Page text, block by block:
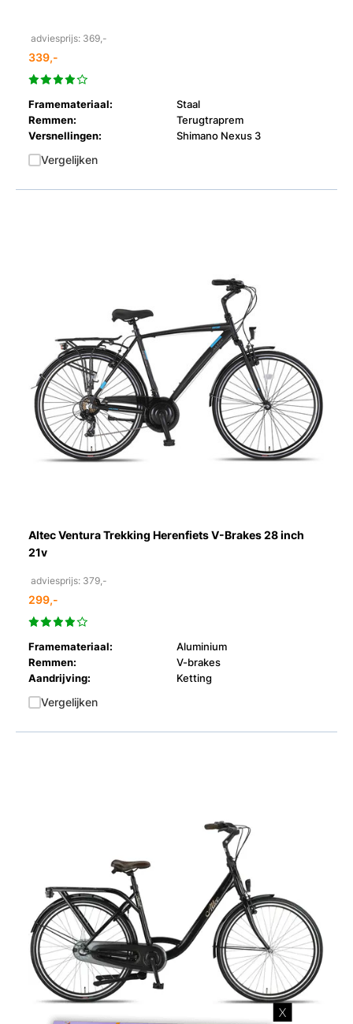
adviesprijs: 369,-
339,-
Framemateriaal:
Staal
Remmen:
Terugtraprem
Versnellingen:
Shimano Nexus 3
Vergelijken
Altec Ventura Trekking Herenfiets V-Brakes 28 inch
21v
adviesprijs: 379,-
299,-
Framemateriaal:
Aluminium
Remmen:
V-brakes
Aandrijving:
Ketting
Vergelijken
X